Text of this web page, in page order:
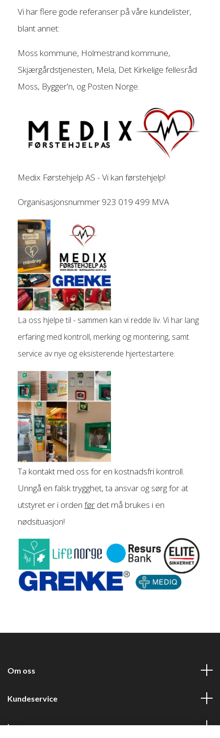
Vi har flere gode referanser på våre kundelister,
blant annet:
Moss kommune, Holmestrand kommune,
Skjærgårdstjenesten, Mela, Det Kirkelige fellesråd
Moss, Bygger'n, og Posten Norge.
Medix Førstehjelp AS - Vi kan førstehjelp!
Organisasjonsnummer 923 019 499 MVA
La oss hjelpe til - sammen kan vi redde liv. Vi har lang
erfaring med kontroll, merking og montering, samt
service av nye og eksisterende hjertestartere.
Ta kontakt med oss for en kostnadsfri kontroll.
Unngå en falsk trygghet, ta ansvar og sørg for at
utstyret er i orden førdet må brukes i en
nødsituasjon!
Om oss
Kundeservice
Les mer